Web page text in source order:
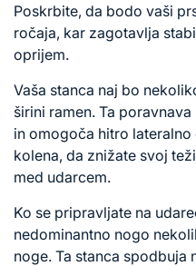
Poskrbite, da bodo vaši
ročaja, kar zagotavlja
oprijem.
Vaša stanca naj bo
širini ramen. Ta
in omogoča hitro
kolena, da znižate svoj
med udarcem.
Ko se pripravljate na
nedominantno nogo
noge. Ta stanca spodbuja